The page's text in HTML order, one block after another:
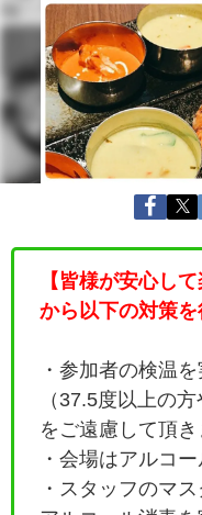
【皆様が安心し
から以下の対策を
・参加者の検温を
（37.5度以上の
をご遠慮して頂き
・会場はアルコ
・ スタッフのマ